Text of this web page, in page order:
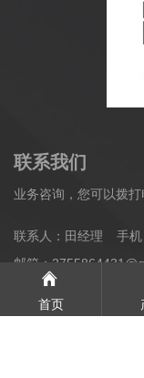
联系我们
业务咨询，您可以拨
联系人：田经理
手
邮箱：
地址：河南省洛阳市李
首页